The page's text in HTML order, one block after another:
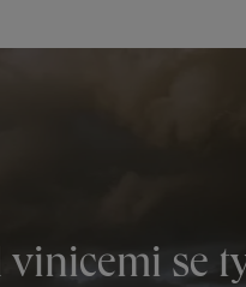
vinicemi se